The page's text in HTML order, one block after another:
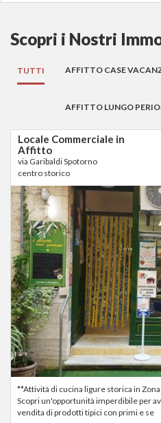
Scopri i Nostri
TUTTI AFFITTO CASE
AFFITTO LUNGO
Locale Commerciale in
Affitto
via Garibaldi Spotorno
centro storico
**Attività di cucina ligure storica in
Scopri un'opportunità imperdibile per
vendita di prodotti tipici con primi e se